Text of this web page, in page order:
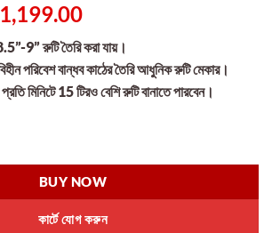
price
1,450.00.
1,199.00Current
is:
৳ 1,199.00.
9” রুটি তৈরি করা যায়।
পরিবেশ বান্ধব কাঠের তৈরি আধুনিক রুটি মেকার।
মিনিটে 15 টিরও বেশি রুটি বানাতে পারবেন।
কার্টে যোগ করুন
BUY NOW